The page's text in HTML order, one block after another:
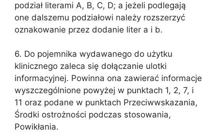
podział literami A, B, C, D; a jeżeli podlegają
one dalszemu podziałowi należy rozszerzyć
oznakowanie przez dodanie liter a i b.
6. Do pojemnika wydawanego do użytku
klinicznego zaleca się dołączanie ulotki
informacyjnej. Powinna ona zawierać informacje
wyszczególnione powyżej w punktach 1, 2, 7, i
11 oraz podane w punktach Przeciwwskazania,
Środki ostrożności podczas stosowania,
Powikłania.